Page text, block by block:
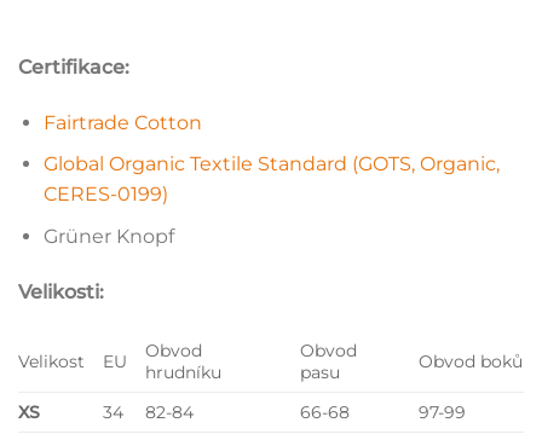
Certifikace:
Fairtrade Cotton
Global Organic Textile Standard (GOTS, Organic,
CERES-0199)
Grüner Knopf
Velikosti:
Velikost EU
Obvod
hrudníku
Obvod
pasu
Obvod boků
XS 34 82-84 66-68
97-99